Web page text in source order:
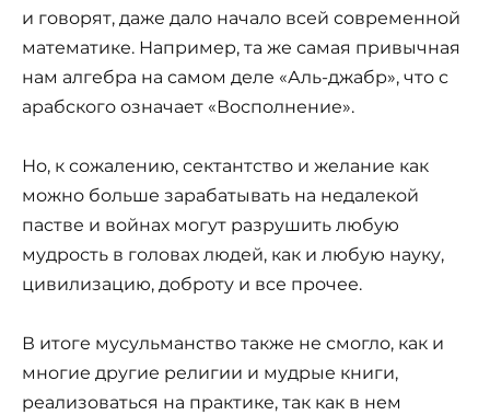
и говорят, даже дало начало всей современной
математике. Например, та же самая привычная
нам алгебра на самом деле «Аль-джабр», что с
арабского означает «Восполнение».
Но, к сожалению, сектантство и желание как
можно больше зарабатывать на недалекой
пастве и войнах могут разрушить любую
мудрость в головах людей, как и любую науку,
цивилизацию, доброту и все прочее.
В итоге мусульманство также не смогло, как и
многие другие религии и мудрые книги,
реализоваться на практике, так как в нем